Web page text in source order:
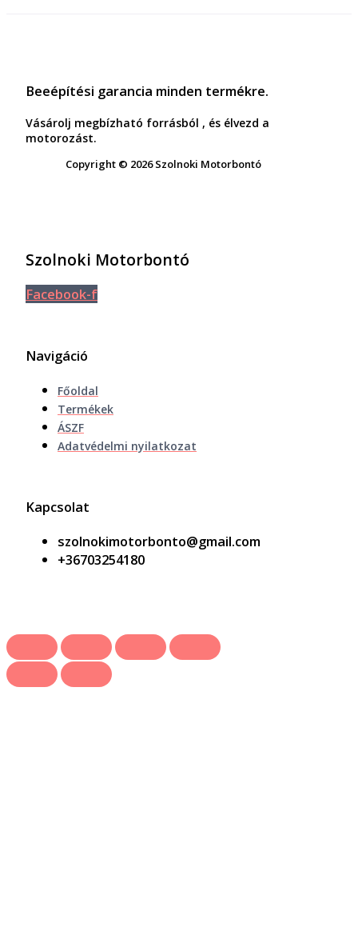
Beeépítési garancia minden termékre.
Vásárolj megbízható forrásból , és élvezd a
motorozást.
Copyright © 2026 Szolnoki Motorbontó
Szolnoki Motorbontó
Facebook-f
Navigáció
Főoldal
Termékek
ÁSZF
Adatvédelmi nyilatkozat
Kapcsolat
szolnokimotorbonto@gmail.com
+36703254180